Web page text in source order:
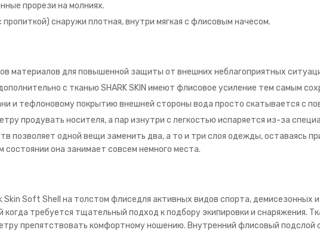
прорези на молниях.
пропиткой) снаружи плотная, внутри мягкая с флисовым начесом.
материалов для повышенной защиты от внешних неблагоприятных
с тканью SHARK SKIN имеют флисовое усиление тем самым
и тефлоновому покрытию внешней стороны вода просто скатывается с
продувать носителя, а пар изнутри с легкостью испаряется из-за
позволяет одной вещи заменить два, а то и три слоя одежды, оставаясь
состоянии она занимает совсем немного места.
Skin Soft Shell на толстом флиседля активных видов спорта, демисезонных
когда требуется тщательный подход к подбору экипировки и снаряжения.
препятствовать комфортному ношению. Внутренний флисовый подслой